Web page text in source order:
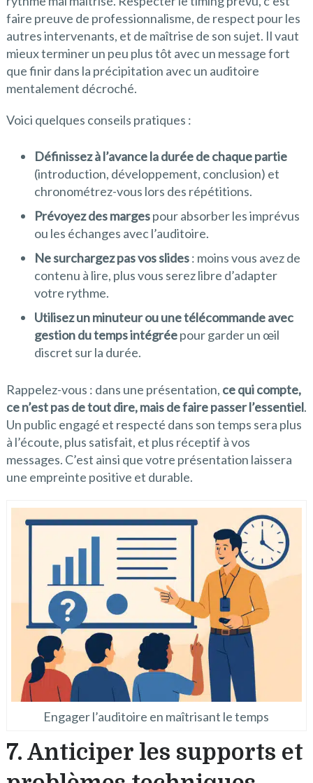
faire preuve de professionnalisme, de respect pour les
autres intervenants, et de maîtrise de son sujet. Il vaut
mieux terminer un peu plus tôt avec un message fort
que finir dans la précipitation avec un auditoire
mentalement décroché.
Voici quelques conseils pratiques :
Définissez à l’avance la durée de chaque partie
(introduction, développement, conclusion) et
chronométrez-vous lors des répétitions.
Prévoyez des margespour absorber les imprévus
ou les échanges avec l’auditoire.
Ne surchargez pas vos slides: moins vous avez de
contenu à lire, plus vous serez libre d’adapter
votre rythme.
Utilisez un minuteur ou une télécommande avec
gestion du temps intégréepour garder un œil
discret sur la durée.
Rappelez-vous : dans une présentation, ce qui compte,
ce n’est pas de tout dire, mais de faire passer l’essentiel.
Un public engagé et respecté dans son temps sera plus
à l’écoute, plus satisfait, et plus réceptif à vos
messages. C’est ainsi que votre présentation laissera
une empreinte positive et durable.
Engager l’auditoire en maîtrisant le temps
7. Anticiper les supports et